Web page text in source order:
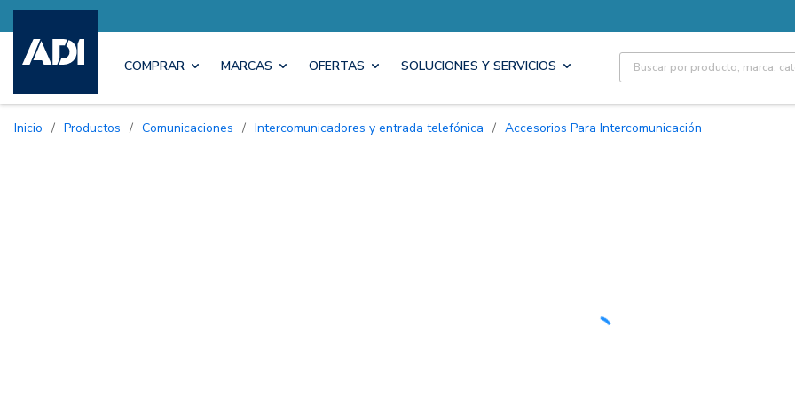
COMPRAR MARCAS OFERTAS SOLUCIONES Y SERVICIOS Site Search
Inicio / Productos / Comunicaciones / Intercomunicadores y entrada telefónica / Accesorios Para Intercomunicación